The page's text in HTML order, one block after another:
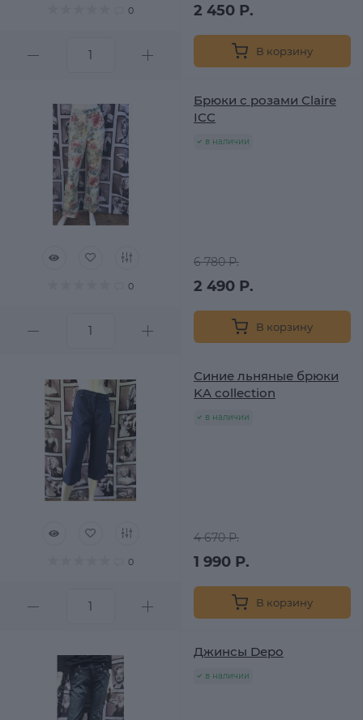
0 2 450 Р.
В корзину
0
Брюки с розами Claire
ICC
в наличии
6 780 Р.
2 490 Р.
В корзину
0
Синие льняные брюки
KA collection
в наличии
4 670 Р.
1 990 Р.
В корзину
Джинсы Depo
в наличии